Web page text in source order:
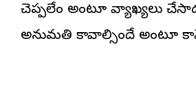
చెప్పలేం అంటూ వ్యాఖ్యలు
అనుమతి కావాల్సిందే అంటూ